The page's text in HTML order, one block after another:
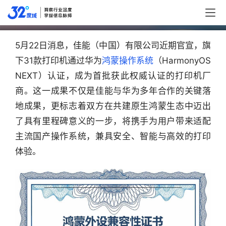
佳能31款打印机首批通过华为鸿蒙认证
5月22日消息，佳能（中国）有限公司近期官宣，旗
下31款打印机通过华为鸿蒙操作系统 （HarmonyOS
NEXT）认证，成为首批获此权威认证的打印机厂
商。这一成果不仅是佳能与华为多年合作的关键落
地成果，更标志着双方在共建原生鸿蒙生态中迈出
了具有里程碑意义的一步，将携手为用户带来适配
主流国产操作系统，兼具安全、智能与高效的打印
体验。